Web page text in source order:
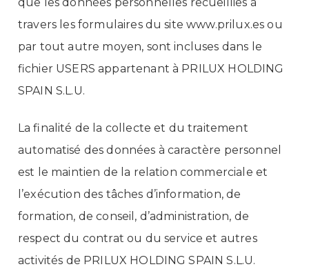
travers les formulaires du site www.prilux.es ou
par tout autre moyen, sont incluses dans le
fichier USERS appartenant à PRILUX HOLDING
SPAIN S.L.U.
La finalité de la collecte et du traitement
automatisé des données à caractère personnel
est le maintien de la relation commerciale et
l’exécution des tâches d’information, de
formation, de conseil, d’administration, de
respect du contrat ou du service et autres
activités de PRILUX HOLDING SPAIN S.L.U.